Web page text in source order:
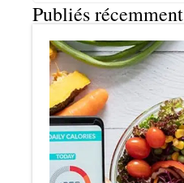
Publiés récemment